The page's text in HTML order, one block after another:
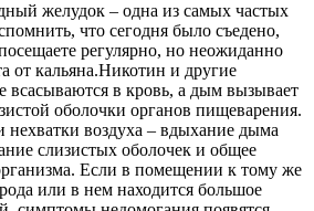
желудок – одна из самых частых
что сегодня было съедено,
регулярно, но неожиданно
от кальяна.Никотин и другие
всасываются в кровь, а дым вызывает
оболочки органов пищеварения.
воздуха – вдыхание дыма
слизистых оболочек и общее
Если в помещении к тому же
или в нем находится большое